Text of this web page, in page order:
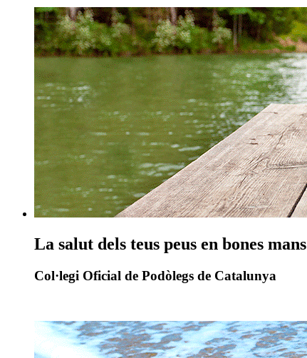
La salut dels teus peus en bones mans
Col·legi Oficial de Podòlegs de Catalunya